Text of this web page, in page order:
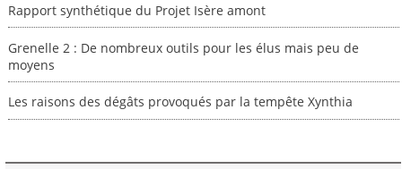
Rapport synthétique du Projet Isère amont
Grenelle 2 : De nombreux outils pour les élus mais peu de
moyens
Les raisons des dégâts provoqués par la tempête Xynthia